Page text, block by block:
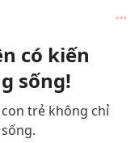
có kiến
sống!
trẻ không chỉ